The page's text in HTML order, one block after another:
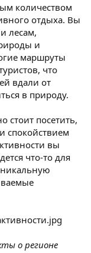
количеством
отдыха. Вы
лесам,
и
маршруты
что
вдали от
в природу.
стоит посетить,
спокойствием
вы
что-то для
о регионе